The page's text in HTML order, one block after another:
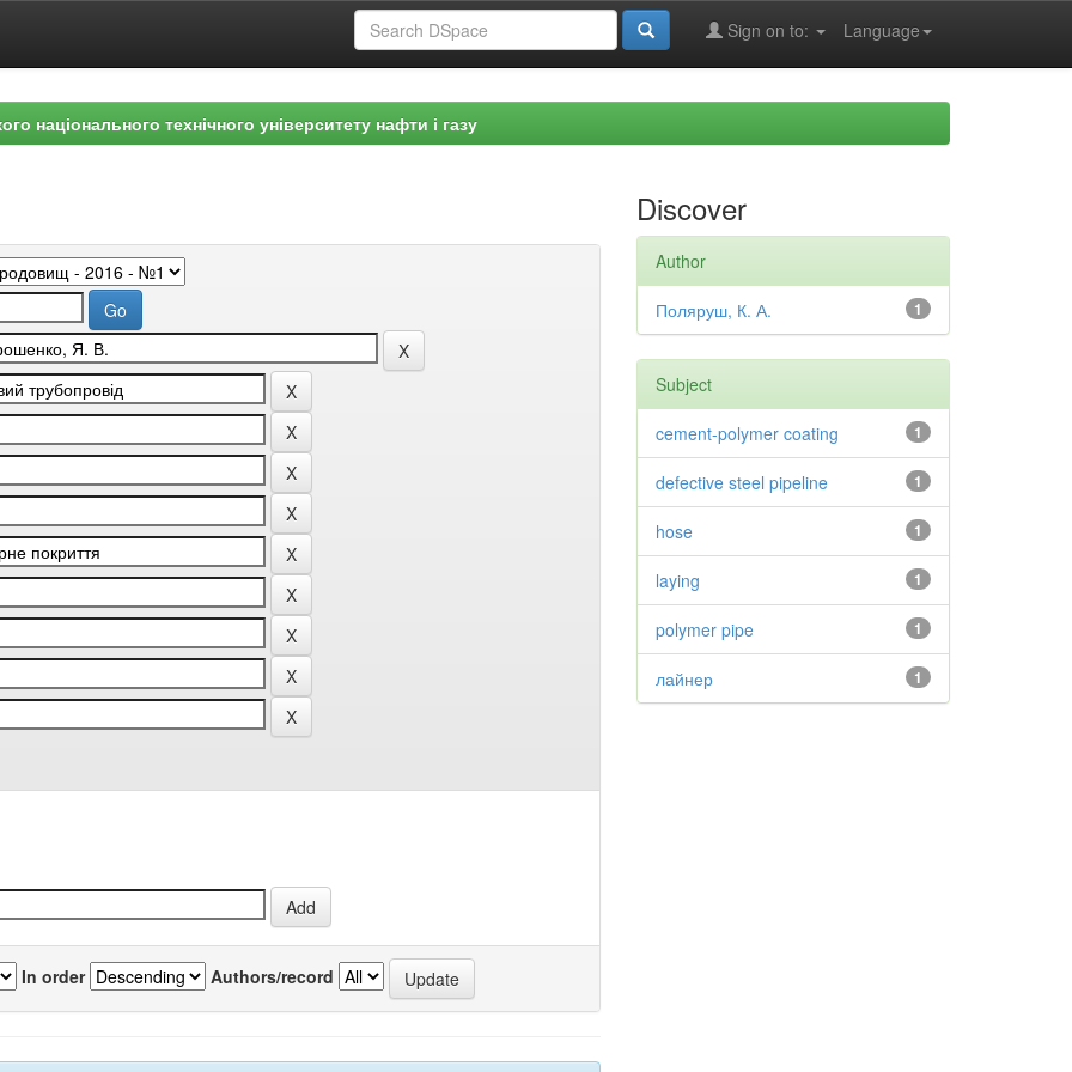
Language
Sign on to:
національного технічного університету нафти і газу
In order Authors/record
Discover
Author
1
Поляруш, К. А.
Subject
1
cement-polymer coating
1
defective steel pipeline
1
hose
1
laying
1
polymer pipe
1
лайнер